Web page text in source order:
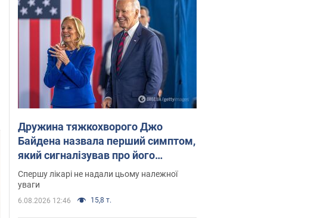
Дружина тяжкохворого Джо
Байдена назвала перший симптом,
який сигналізував про його
"агресивний" рак
Спершу лікарі не надали цьому належної
уваги
6.08.2026 12:46 15,8 т.